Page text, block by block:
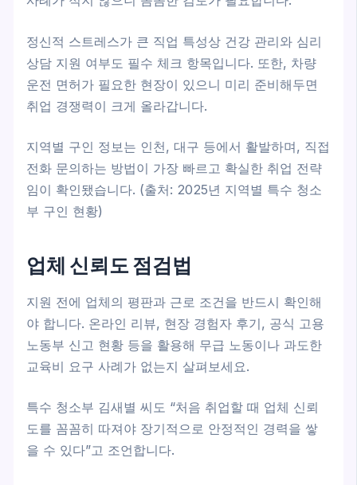
정신적 스트레스가 큰 직업 특성상 건강 관리와 심리
상담 지원 여부도 필수 체크 항목입니다. 또한, 차량
운전 면허가 필요한 현장이 있으니 미리 준비해두면
취업 경쟁력이 크게 올라갑니다.
지역별 구인 정보는 인천, 대구 등에서 활발하며, 직접
전화 문의하는 방법이 가장 빠르고 확실한 취업 전략
임이 확인됐습니다. (출처: 2025년 지역별 특수 청소
부 구인 현황)
업체 신뢰도 점검법
지원 전에 업체의 평판과 근로 조건을 반드시 확인해
야 합니다. 온라인 리뷰, 현장 경험자 후기, 공식 고용
노동부 신고 현황 등을 활용해 무급 노동이나 과도한
교육비 요구 사례가 없는지 살펴보세요.
특수 청소부 김새별 씨도 “처음 취업할 때 업체 신뢰
도를 꼼꼼히 따져야 장기적으로 안정적인 경력을 쌓
을 수 있다”고 조언합니다.